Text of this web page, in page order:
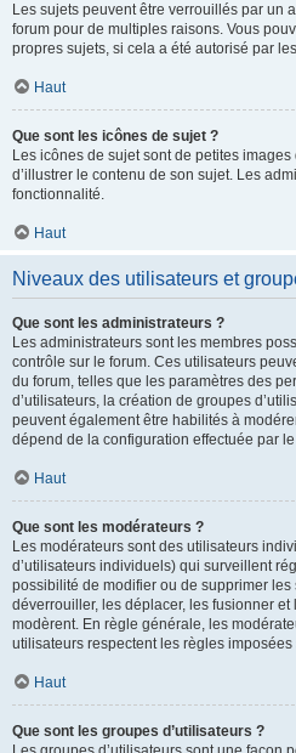
Les sujets peuvent être verrouillés par un
forum pour de multiples raisons. Vous
propres sujets, si cela a été autorisé par
Haut
Que sont les icônes de sujet ?
Les icônes de sujet sont de petites
d’illustrer le contenu de son sujet. Les
fonctionnalité.
Haut
Niveaux des utilisateurs et
Que sont les administrateurs ?
Les administrateurs sont les membres
contrôle sur le forum. Ces utilisateurs
du forum, telles que les paramètres des
d’utilisateurs, la création de groupes
peuvent également être habilités à
dépend de la configuration effectuée par
Haut
Que sont les modérateurs ?
Les modérateurs sont des utilisateurs
d’utilisateurs individuels) qui surveillent
possibilité de modifier ou de supprimer les
déverrouiller, les déplacer, les fusionner et
modèrent. En règle générale, les
utilisateurs respectent les règles imposées
Haut
Que sont les groupes d’utilisateurs ?